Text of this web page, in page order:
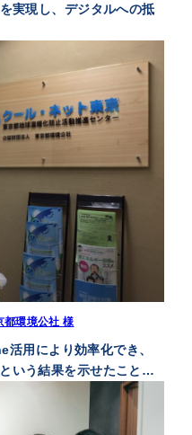
実現し、デジタルへの抵
都環境公社 様
用により効率化でき、
いう結果を示せたこと
たと思います